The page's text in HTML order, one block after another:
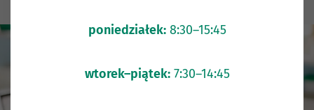
poniedziałek:8:30–15:45
wtorek–piątek:7:30–14:45